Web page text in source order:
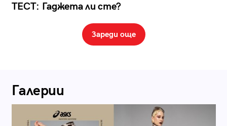
ТЕСТ: Гаджета ли сте?
Зареди още
Галерии